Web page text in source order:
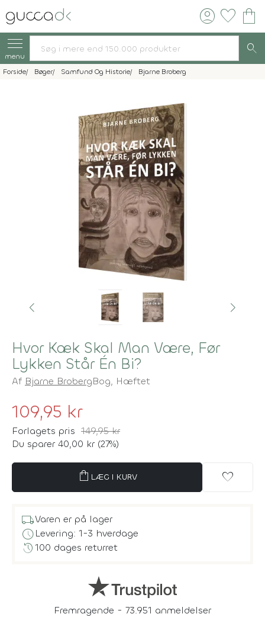
account_circle favorite shopping_bag
menu search
Forside Bøger Samfund Og Historie Bjarne Broberg
Hvor Kæk Skal Man Være, Før
Lykken Står Én Bi?
Af Bjarne BrobergBog, Hæftet
109,95 kr
Forlagets pris 149,95 kr
Du sparer 40,00 kr (27%)
shopping_bag LÆG I KURV favorite
local_shippingVaren er på lager
scheduleLevering: 1-3 hverdage
history100 dages returret
Fremragende - 73.951 anmeldelser